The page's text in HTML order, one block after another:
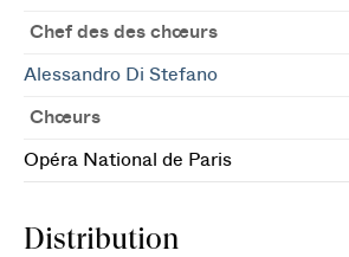
Chef des des chœurs
Alessandro Di Stefano
Chœurs
Opéra National de Paris
Distribution